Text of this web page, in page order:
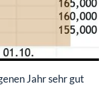
Jahr sehr gut